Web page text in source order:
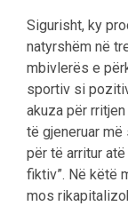
Sigurisht, ky
natyrshëm në
mbivlerës e
sportiv si
akuza për
të gjeneruar
për të arritur
fiktiv”. Në këtë
mos